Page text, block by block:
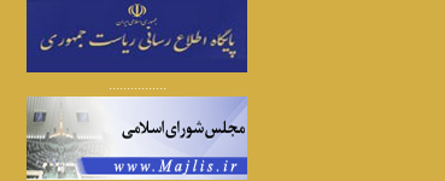
................